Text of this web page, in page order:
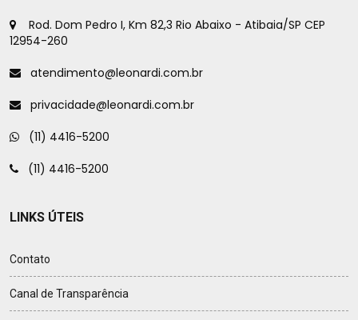
Rod. Dom Pedro I, Km 82,3 Rio Abaixo - Atibaia/SP CEP
12954-260
atendimento@leonardi.com.br
privacidade@leonardi.com.br
(11) 4416-5200
(11) 4416-5200
LINKS ÚTEIS
Contato
Canal de Transparência